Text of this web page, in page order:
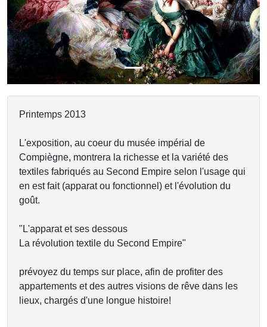
Printemps 2013
L'exposition, au coeur du musée impérial de
Compiègne, montrera la richesse et la variété des
textiles fabriqués au Second Empire selon l'usage qui
en est fait (apparat ou fonctionnel) et l'évolution du
goût.
"L'apparat et ses dessous
La révolution textile du Second Empire"
prévoyez du temps sur place, afin de profiter des
appartements et des autres visions de rêve dans les
lieux, chargés d'une longue histoire!